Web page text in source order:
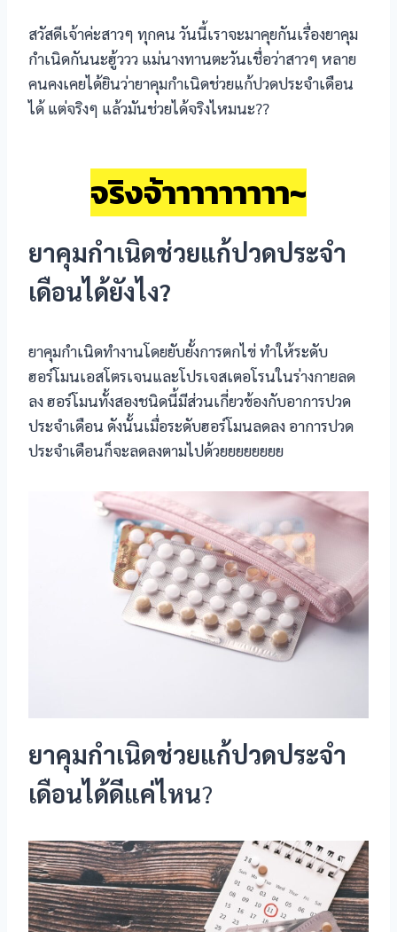
สวัสดีเจ้าค่ะสาวๆ ทุกคน วันนี้เราจะมาคุยกันเรื่องยาคุม
กำเนิดกันนะฮู้ววว แม่นางทานตะวันเชื่อว่าสาวๆ หลาย
คนคงเคยได้ยินว่ายาคุมกำเนิดช่วยแก้ปวดประจำเดือน
ได้ แต่จริงๆ แล้วมันช่วยได้จริงไหมนะ??
จริงจ้าาาาาาาาา~
ยาคุมกำเนิดช่วยแก้ปวดประจำ
เดือนได้ยังไง?
ยาคุมกำเนิดทำงานโดยยับยั้งการตกไข่ ทำให้ระดับ
ฮอร์โมนเอสโตรเจนและโปรเจสเตอโรนในร่างกายลด
ลง ฮอร์โมนทั้งสองชนิดนี้มีส่วนเกี่ยวข้องกับอาการปวด
ประจำเดือน ดังนั้นเมื่อระดับฮอร์โมนลดลง อาการปวด
ประจำเดือนก็จะลดลงตามไปด้วยยยยยยยย
ยาคุมกำเนิดช่วยแก้ปวดประจำ
เดือนได้ดีแค่ไหน?